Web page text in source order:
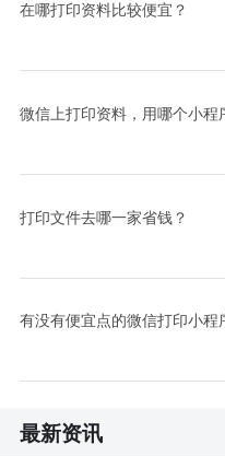
在哪打印资料比较便宜？
微信上打印资料，用哪个小程
打印文件去哪一家省钱？
有没有便宜点的微信打印小程
最新资讯